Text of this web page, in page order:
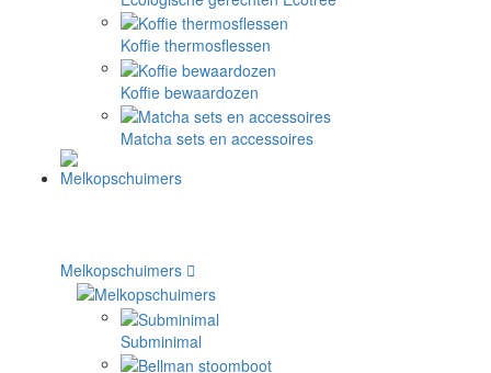
Koffie thermosflessen
Koffie bewaardozen
Matcha sets en accessoires
Melkopschuimers
Subminimal